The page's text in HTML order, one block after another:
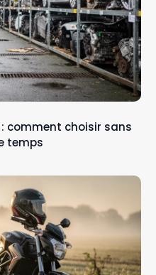
comment choisir sans
temps